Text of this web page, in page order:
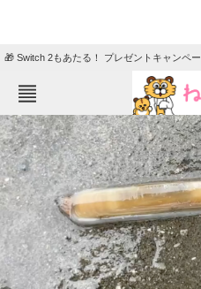
🎁 Switch 2もあたる！ プレゼントキャンペー
ねとらぼメニュー
TOP
エンタメ
グルメ
住まい
動物